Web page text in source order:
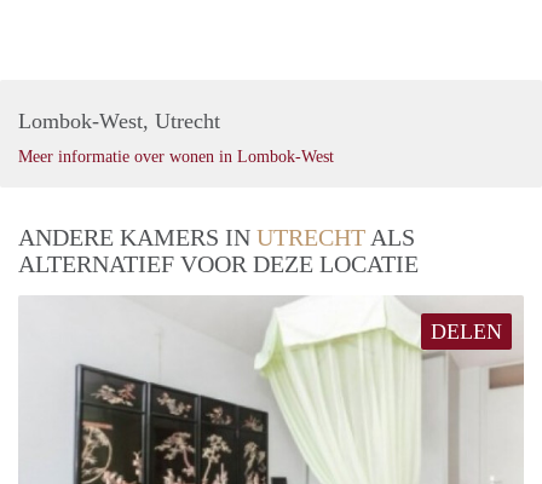
Lombok-West, Utrecht
Meer informatie over wonen in Lombok-West
ANDERE KAMERS IN UTRECHT ALS
ALTERNATIEF VOOR DEZE LOCATIE
DELEN